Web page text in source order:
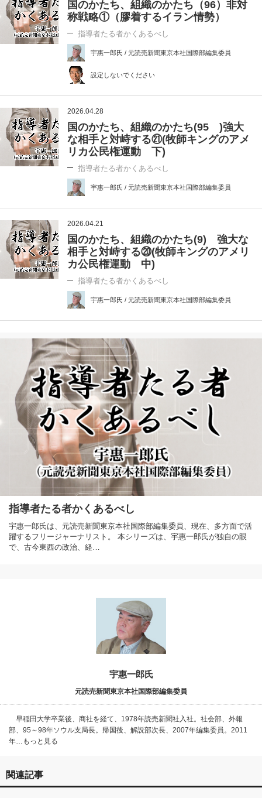
国のかたち、組織のかたち（96）非対
称戦略①（膠着するイラン情勢）
指導者たる者かくあるべし
宇惠一郎氏 / 元読売新聞東京本社国際部編集委員
設定しないでください
2026.04.28
国のかたち、組織のかたち(95 )強大
な相手と対峙する㉑(牧師キングのアメ
リカ公民権運動 下)
指導者たる者かくあるべし
宇惠一郎氏 / 元読売新聞東京本社国際部編集委員
2026.04.21
国のかたち、組織のかたち(9) 強大な
相手と対峙する⑳(牧師キングのアメリ
カ公民権運動 中)
指導者たる者かくあるべし
宇惠一郎氏 / 元読売新聞東京本社国際部編集委員
指導者たる者かくあるべし
宇惠一郎氏は、元読売新聞東京本社国際部編集委員、現在、多方面で活
躍するフリージャーナリスト。 本シリーズは、宇惠一郎氏が独自の眼
で、古今東西の政治、経…
宇惠一郎氏
元読売新聞東京本社国際部編集委員
早稲田大学卒業後、商社を経て、1978年読売新聞社入社。社会部、外報
部、95～98年ソウル支局長。帰国後、解説部次長、2007年編集委員。2011
年…もっと見る
関連記事